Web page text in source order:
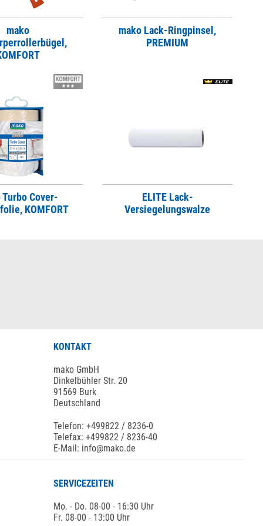
mako
mako Lack-Ringpinsel,
PREMIUM
Turbo Cover-
KOMFORT
ELITE Lack-
Versiegelungswalze
KONTAKT
mako GmbH
Dinkelbühler Str. 20
91569 Burk
Deutschland
Telefon: +499822 / 8236-0
Telefax: +499822 / 8236-40
E-Mail: info@mako.de
SERVICEZEITEN
Mo. - Do. 08-00 - 16:30 Uhr
Fr. 08-00 - 13:00 Uhr